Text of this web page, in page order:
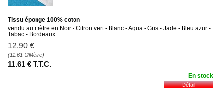
Tissu éponge 100% coton
vendu au mètre en Noir - Citron vert - Blanc - Aqua - Gris - Jade - Bleu azur -
Tabac - Bordeaux
12.90 €
(11.61 €/Mètre)
11.61 € T.T.C.
En stock